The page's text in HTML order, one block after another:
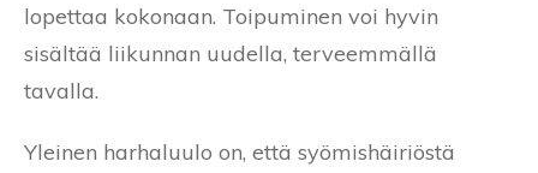
lopettaa kokonaan. Toipuminen voi hyvin
sisältää liikunnan uudella, terveemmällä
tavalla.
Yleinen harhaluulo on, että syömishäiriöstä